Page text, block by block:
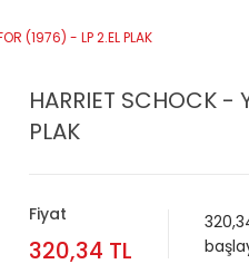
(1976) - LP 2.EL PLAK
HARRIET SCHOCK -
PLAK
Fiyat
320,34 TL